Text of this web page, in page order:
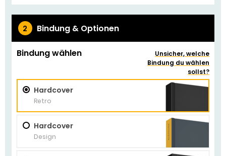
2 Bindung & Optionen
Bindung wählen
Unsicher, welche
Bindung du wählen
sollst?
Hardcover
Retro
Hardcover
Design